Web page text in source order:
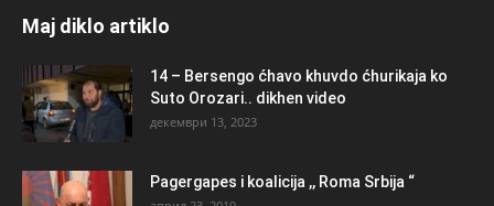
Maj diklo artiklo
14 – Bersengo ćhavo khuvdo ćhurikaja ko
Suto Orozari.. dikhen video
декември 13, 2023
Pagergapes i koalicija ,, Roma Srbija “